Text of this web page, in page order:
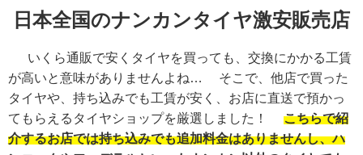
日本全国のナンカンタイヤ激安販売店
いくら通販で安くタイヤを買っても、交換にかかる工賃
が高いと意味がありませんよね… そこで、他店で買った
タイヤや、持ち込みでも工賃が安く、お店に直送で預かっ
てもらえるタイヤショップを厳選しました！ こちらで紹
介するお店では持ち込みでも追加料金はありませんし、ハ